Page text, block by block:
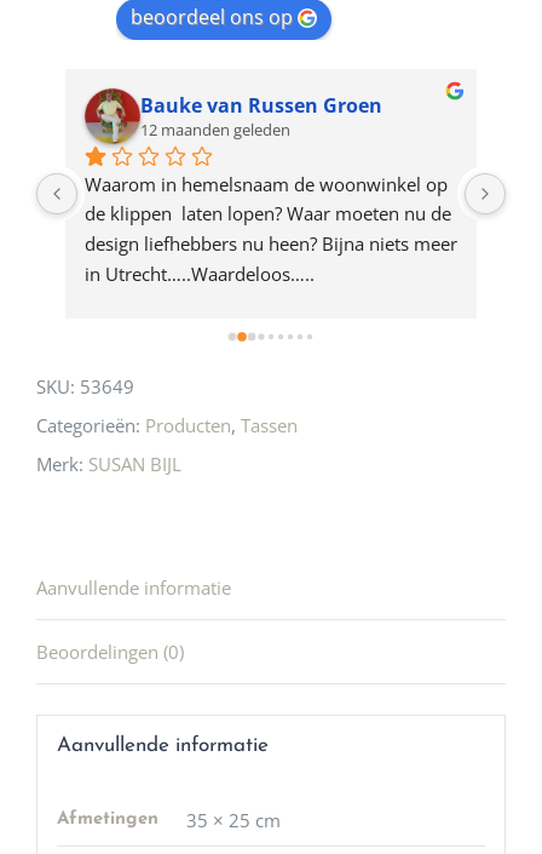
product
beoordeel ons op
Bauke van Russen Groen
12 maanden geleden
Waarom in hemelsnaam de woonwinkel op
de klippen  laten lopen? Waar moeten nu de
design liefhebbers nu heen? Bijna niets meer
in Utrecht…..Waardeloos…..
SKU: 53649
Categorieën: Producten, Tassen
Merk: SUSAN BIJL
Aanvullende informatie
Beoordelingen (0)
Aanvullende informatie
Afmetingen 35 × 25 cm